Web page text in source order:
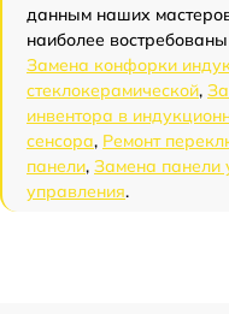
данным наших
наиболее
Замена конфорки
стеклокерамической,
инвентора в
сенсора, Ремонт
панели, Замена панели
управления.